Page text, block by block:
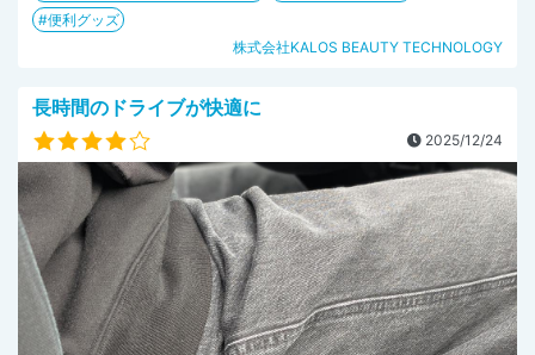
便利グッズ
株式会社KALOS BEAUTY TECHNOLOGY
長時間のドライブが快適に
2025/12/24